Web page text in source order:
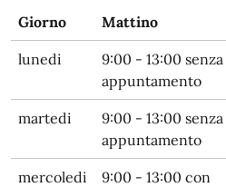
Giorno Mattino
lunedi
9:00 - 13:00 senza
appuntamento
martedi
9:00 - 13:00 senza
appuntamento
mercoledi
9:00 - 13:00 con